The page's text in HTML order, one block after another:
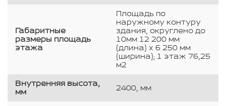
Габаритные
размеры площадь
этажа
Площадь по
наружному контуру
здания, округлено до
10мм 12 200 мм
(длина) х 6 250 мм
(ширина); 1 этаж 76,25
м2
Внутренняя высота,
мм
2400, мм